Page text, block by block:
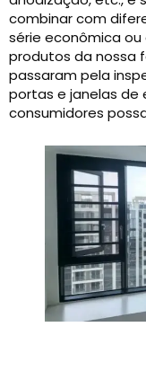
combinar com
série econômica
produtos da nossa
passaram pela
portas e janelas de
consumidores